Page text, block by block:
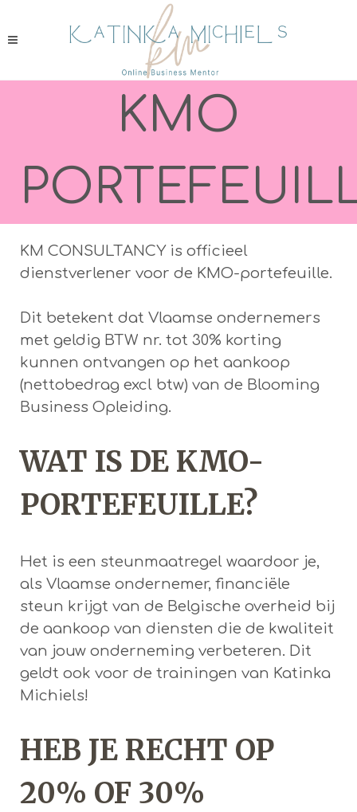
KMO
KM CONSULTANCY is officieel
dienstverlener voor de KMO-portefeuille.
Dit betekent dat Vlaamse ondernemers
met geldig BTW nr. tot 30% korting
kunnen ontvangen op het aankoop
(nettobedrag excl btw) van de Blooming
Business Opleiding.
WAT IS DE KMO-
PORTEFEUILLE?
Het is een steunmaatregel waardoor je,
als Vlaamse ondernemer, financiële
steun krijgt van de Belgische overheid bij
de aankoop van diensten die de kwaliteit
van jouw onderneming verbeteren. Dit
geldt ook voor de trainingen van Katinka
Michiels!
HEB JE RECHT OP
20% OF 30%